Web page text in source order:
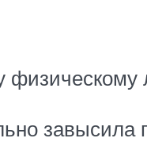
физическому
завысила